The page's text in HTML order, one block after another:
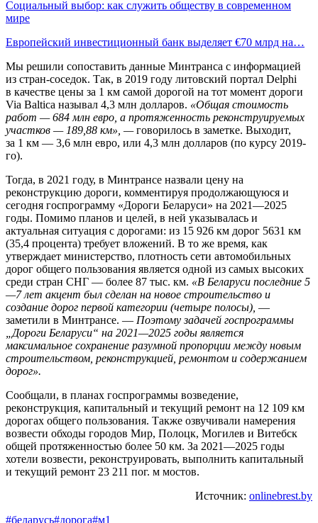
Социальный выбор: как служить обществу в современном
мире
Европейский инвестиционный банк выделяет €70 млрд на…
Мы решили сопоставить данные Минтранса с информацией
из стран-соседок. Так, в 2019 году литовский портал Delphi
в качестве цены за 1 км самой дорогой на тот момент дороги
Via Baltica называл 4,3 млн долларов. «Общая стоимость
работ — 684 млн евро, а протяженность реконструируемых
участков — 189,88 км», —говорилось в заметке. Выходит,
за 1 км — 3,6 млн евро, или 4,3 млн долларов (по курсу 2019-
го).
Тогда, в 2021 году, в Минтрансе назвали цену на
реконструкцию дороги, комментируя продолжающуюся и
сегодня госпрограмму «Дороги Беларуси» на 2021—2025
годы. Помимо планов и целей, в ней указывалась и
актуальная ситуация с дорогами: из 15 926 км дорог 5631 км
(35,4 процента) требует вложений. В то же время, как
утверждает министерство, плотность сети автомобильных
дорог общего пользования является одной из самых высоких
среди стран СНГ — более 87 тыс. км. «В Беларуси последние 5
—7 лет акцент был сделан на новое строительство и
создание дорог первой категории (четыре полосы), —
заметили в Минтрансе. — Поэтому задачей госпрограммы
„Дороги Беларуси“ на 2021—2025 годы является
максимальное сохранение разумной пропорции между новым
строительством, реконструкцией, ремонтом и содержанием
дорог».
Сообщали, в планах госпрограммы возведение,
реконструкция, капитальный и текущий ремонт на 12 109 км
дорогах общего пользования. Также озвучивали намерения
возвести обходы городов Мир, Полоцк, Могилев и Витебск
общей протяженностью более 50 км. За 2021—2025 годы
хотели возвести, реконструировать, выполнить капитальный
и текущий ремонт 23 211 пог. м мостов.
Источник: onlinebrest.by
#беларусь#дорога#м1